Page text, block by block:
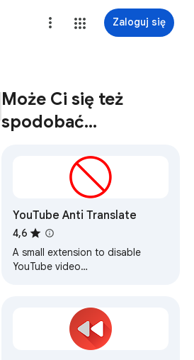
Zaloguj się
Może Ci się też
spodobać…
YouTube Anti Translate
4,6
A small extension to disable
YouTube video